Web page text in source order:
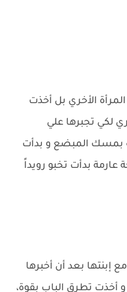
الأخري بل أخذت
لكي تجبرها علي
بمسك المبضع و بدأت
بدأت تخبو رويداً
بعد أن أخبرها
و أخذت تطرق الباب بقوة،